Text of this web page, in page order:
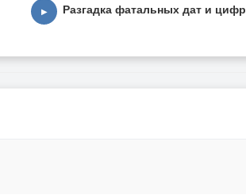
▶ Разгадка фатальных дат и цифр